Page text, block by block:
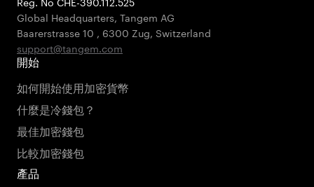
Global Headquarters, Tangem AG
Baarerstrasse 10 , 6300 Zug, Switzerland
support@tangem.com
開始
如何開始使用加密貨幣
什麼是冷錢包？
最佳加密錢包
比較加密錢包
產品